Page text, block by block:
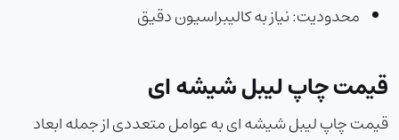
محدودیت: نیاز به کالیبراسیون دقیق
قیمت چاپ لیبل شیشه ای
قیمت چاپ لیبل شیشه ای به عوامل متعددی از جمله ابعاد